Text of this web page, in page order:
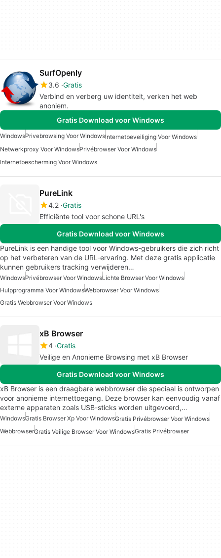
SurfOpenly
3.6 Gratis
Verbind en verberg uw identiteit, verken het web
anoniem.
Gratis Download voor Windows
WindowsPrivebrowsing Voor WindowsInternetbeveiliging Voor Windows
Netwerkproxy Voor WindowsPrivébrowser Voor Windows
Internetbescherming Voor Windows
PureLink
4.2 Gratis
Efficiënte tool voor schone URL's
Gratis Download voor Windows
PureLink is een handige tool voor Windows-gebruikers die zich richt
op het verbeteren van de URL-ervaring. Met deze gratis applicatie
kunnen gebruikers tracking verwijderen…
WindowsPrivébrowser Voor WindowsLichte Browser Voor Windows
Hulpprogramma Voor WindowsWebbrowser Voor Windows
Gratis Webbrowser Voor Windows
xB Browser
4 Gratis
Veilige en Anonieme Browsing met xB Browser
Gratis Download voor Windows
xB Browser is een draagbare webbrowser die speciaal is ontworpen
voor anonieme internettoegang. Deze browser kan eenvoudig vanaf
externe apparaten zoals USB-sticks worden uitgevoerd,…
WindowsGratis Browser Xp Voor WindowsGratis Privébrowser Voor Windows
WebbrowserGratis Veilige Browser Voor WindowsGratis Privébrowser